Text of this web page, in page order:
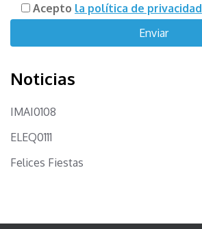
Acepto la política de privacidad
Noticias
IMAI0108
ELEQ0111
Felices Fiestas